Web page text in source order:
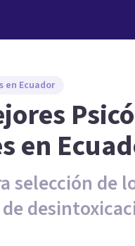
en Ecuador
en
selección de